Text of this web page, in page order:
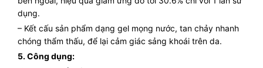
dụng.
– Kết cấu sản phẩm dạng gel mọng nước, tan chảy nhanh
chóng thẩm thấu, để lại cảm giác sảng khoái trên da.
5. Công dụng: